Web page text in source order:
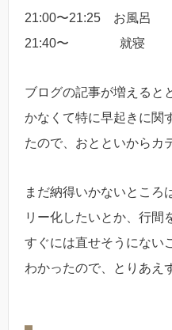
21:00〜21:25 お風呂
21:40〜 就寝
ブログの記事が増えると
かなくて特に早起きに関
たので、おとといからカ
まだ納得いかないところ
リー化したいとか、行間
すぐには直せそうにない
わかったので、とりあえ